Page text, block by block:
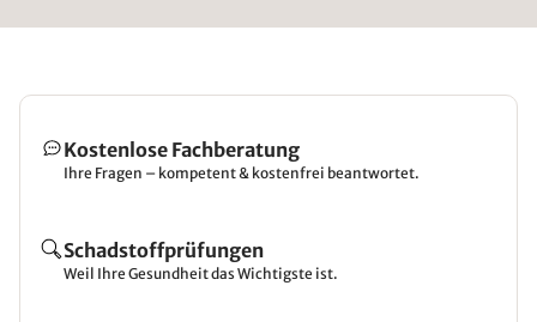
Kostenlose Fachberatung
Ihre Fragen – kompetent & kostenfrei beantwortet.
Schadstoffprüfungen
Weil Ihre Gesundheit das Wichtigste ist.